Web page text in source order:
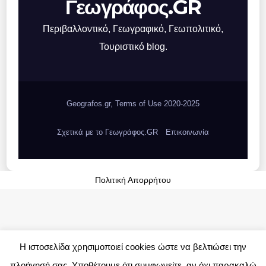
Γεωγράφος.GR
Περιβαλλοντικό, Γεωγραφικό, Γεωπολιτικό,
Τουριστικό blog.
Geografos.gr, Terms of Use 2020-2025
Σχετικά με το Γεωγράφος.GR Επικοινωνία
Η ιστοσελίδα χρησιμοποιεί cookies ώστε να βελτιώσει την
Πολιτική Απορρήτου